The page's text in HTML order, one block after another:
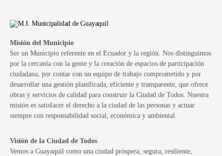
Misión del Municipio
Ser un Municipio referente en el Ecuador y la región. Nos distinguimos
por la cercanía con la gente y la creación de espacios de participación
ciudadana, por contar con un equipo de trabajo comprometido y por
desarrollar una gestión planificada, eficiente y transparente, que ofrece
obras y servicios de calidad para construir la Ciudad de Todos. Nuestra
misión es satisfacer el derecho a la ciudad de las personas y actuar
siempre con responsabilidad social, económica y ambiental.
Visión de la Ciudad de Todos
Vemos a Guayaquil como una ciudad próspera, segura, resiliente,